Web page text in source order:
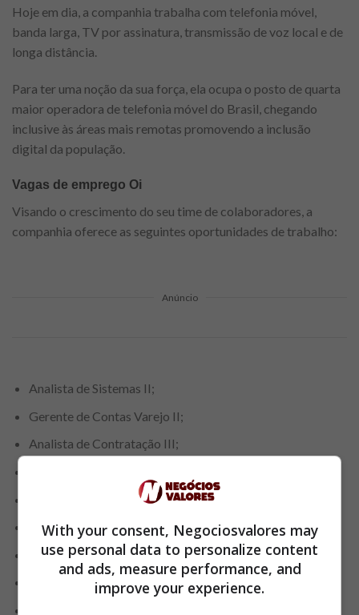
Hoje em dia, a companhia trabalha com telefonia móvel,
banda larga, TV por assinatura, transmissão de voz local e de
longa distância.
Para ter uma noção da sua força, ela ocupa o posto de quarta
maior operadora de telefonia móvel do Brasil, chegando
inclusive às áreas mais remotas promovendo a inclusão
digital da população.
Vagas de emprego Oi
Visando o crescimento do seu time de colaboradores, a
companhia oferece as seguintes oportunidades de trabalho:
Anúncio
Analista de Sistemas II;
Gerente de Contas Varejo II;
Analista de Contratação III;
Especialista de Projetos e Serviços;
Gerente de Evolução e Impacto Regulatório;
Analista Financeiro II;
Especialista de Controle e Informações;
With your consent, Negociosvalores may
use personal data to personalize content
and ads, measure performance, and
improve your experience.